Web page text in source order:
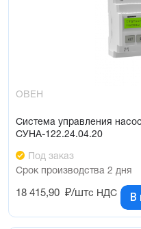
ОВЕН
Система управления
СУНА-122.24.04.20
Под заказ
Срок производства 2 дня
18 415,90 ₽/штс НДС В